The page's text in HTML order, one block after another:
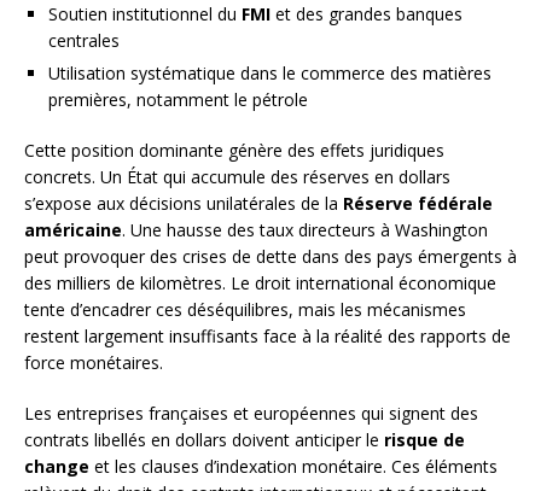
Soutien institutionnel du FMI et des grandes banques
centrales
Utilisation systématique dans le commerce des matières
premières, notamment le pétrole
Cette position dominante génère des effets juridiques
concrets. Un État qui accumule des réserves en dollars
s’expose aux décisions unilatérales de la Réserve fédérale
américaine. Une hausse des taux directeurs à Washington
peut provoquer des crises de dette dans des pays émergents à
des milliers de kilomètres. Le droit international économique
tente d’encadrer ces déséquilibres, mais les mécanismes
restent largement insuffisants face à la réalité des rapports de
force monétaires.
Les entreprises françaises et européennes qui signent des
contrats libellés en dollars doivent anticiper le risque de
change et les clauses d’indexation monétaire. Ces éléments